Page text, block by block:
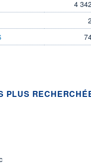
DIVIDENDE
-
+ PORTEFEUILLE
4
PLUS